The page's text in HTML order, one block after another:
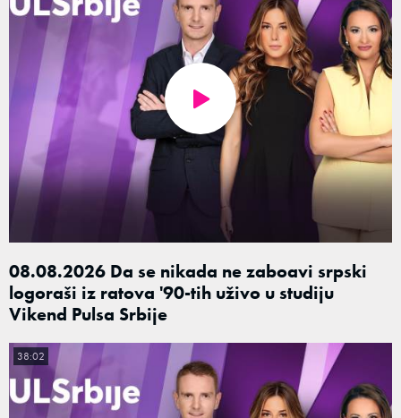
08.08.2026 Da se nikada ne zaboavi srpski
logoraši iz ratova '90-tih uživo u studiju
Vikend Pulsa Srbije
38:02